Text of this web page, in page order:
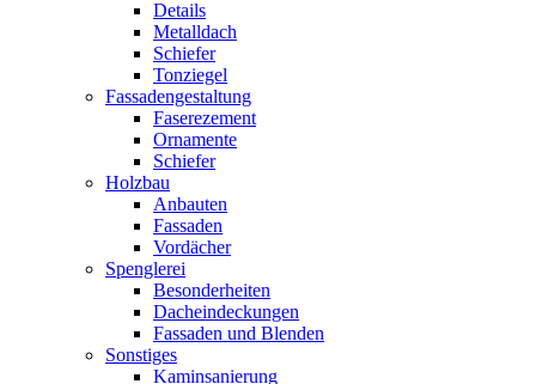
Details
Metalldach
Schiefer
Tonziegel
Fassadengestaltung
Faserezement
Ornamente
Schiefer
Holzbau
Anbauten
Fassaden
Vordächer
Spenglerei
Besonderheiten
Dacheindeckungen
Fassaden und Blenden
Sonstiges
Kaminsanierung